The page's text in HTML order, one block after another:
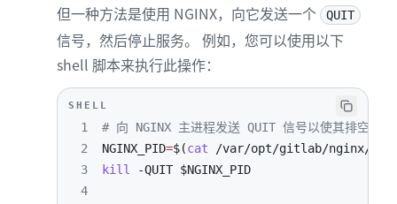
但一种方法是使用 NGINX，向它发送一个
QUIT
信号，然后停止服务。 例如，您可以使用以下
shell 脚本来执行此操作：
SHELL
1
# 向 NGINX 主进程发送 QUIT 信号以使其排空并退
2
NGINX_PID=$(cat /var/opt/gitlab/nginx/
3
kill -QUIT $NGINX_PID
4